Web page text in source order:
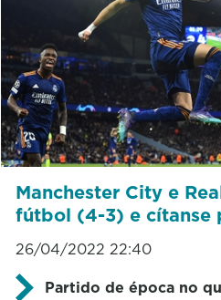
Manchester City e
fútbol (4-3) e cítanse
26/04/2022 22:40
Partido de época no